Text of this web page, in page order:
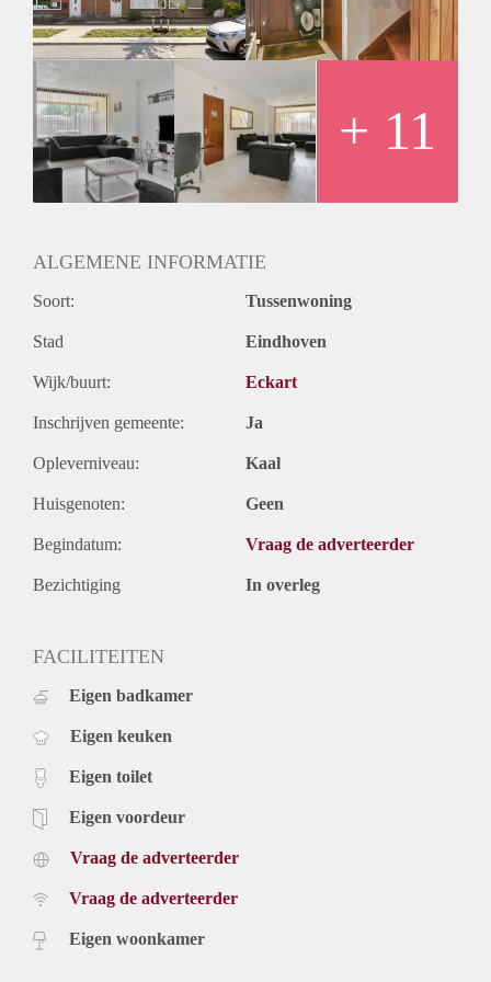
omgeving op slechts 6 minuten rijden.
Indeling: de woning bestaat uit vijf kamers waarvan drie
slaapkamers. Daarnaast is er een badkamer en twee aparte
toiletten aanwezig. Ook bevat de woning een half open
keuken.
+ 11
ALGEMENE INFORMATIE
Soort: Tussenwoning
Stad Eindhoven
Wijk/buurt: Eckart
Inschrijven gemeente: Ja
Opleverniveau: Kaal
Huisgenoten: Geen
Begindatum: Vraag de adverteerder
Bezichtiging In overleg
FACILITEITEN
Eigen badkamer
Eigen keuken
Eigen toilet
Eigen voordeur
Vraag de adverteerder
Vraag de adverteerder
Eigen woonkamer